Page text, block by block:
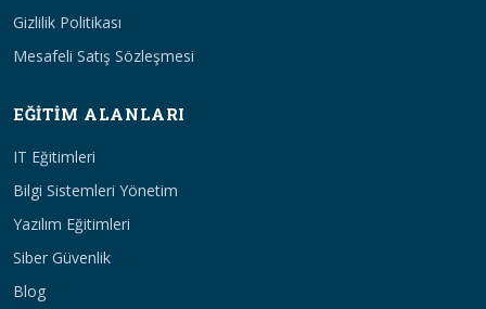
Gizlilik Politikası
Mesafeli Satış Sözleşmesi
EĞITIM ALANLARI
IT Eğitimleri
Bilgi Sistemleri Yönetim
Yazılım Eğitimleri
Siber Güvenlik
Blog